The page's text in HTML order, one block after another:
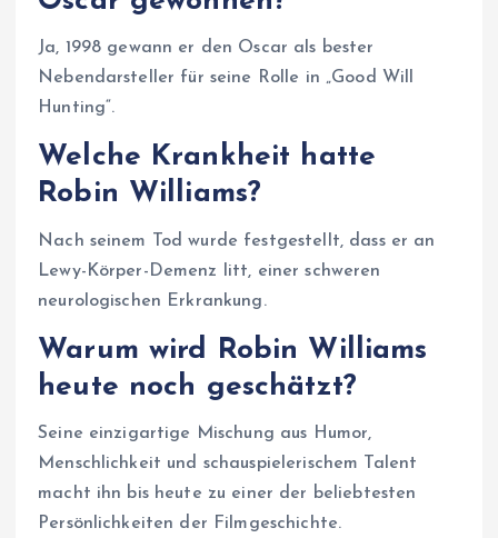
Ja, 1998 gewann er den Oscar als bester
Nebendarsteller für seine Rolle in „Good Will
Hunting“.
Welche Krankheit hatte
Robin Williams?
Nach seinem Tod wurde festgestellt, dass er an
Lewy-Körper-Demenz litt, einer schweren
neurologischen Erkrankung.
Warum wird Robin Williams
heute noch geschätzt?
Seine einzigartige Mischung aus Humor,
Menschlichkeit und schauspielerischem Talent
macht ihn bis heute zu einer der beliebtesten
Persönlichkeiten der Filmgeschichte.